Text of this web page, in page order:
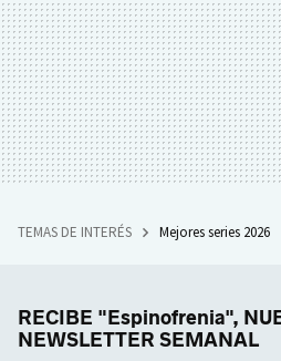
TEMAS DE INTERÉS Mejores series 2026
RECIBE "Espinofrenia",
NEWSLETTER SEMANAL